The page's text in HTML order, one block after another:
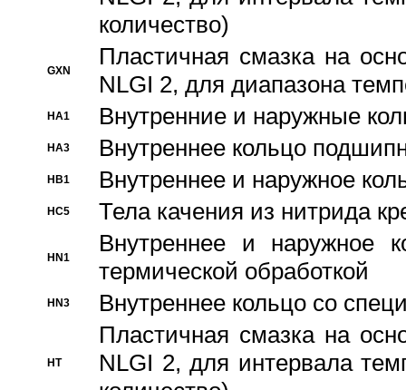
количество)
GXN
Пластичная смазка на
NLGI 2, для диапазона
HA1 Внутренние и наружные
HA3 Bнутреннее кольцо
HB1 Bнутреннее и наружное
HC5 Тела качения из нитрида
HN1
Bнутреннее и наружное
термической обработкой
HN3 Внутреннее кольцо со
HT
Пластичная смазка на
NLGI 2, для интервала